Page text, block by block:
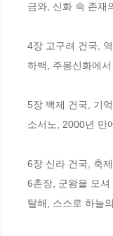
금와, 신화 속 존재
4장 고구려 건국,
하백, 주몽신화에
5장 백제 건국, 기
소서노, 2000년 만
6장 신라 건국, 축
6촌장, 군왕을 모
탈해, 스스로 하늘